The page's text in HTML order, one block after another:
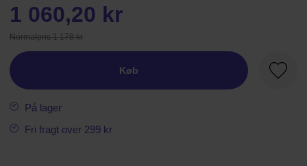
1 060,20 kr
Normalpris 1 178 kr
Køb
På lager
Fri fragt over 299 kr